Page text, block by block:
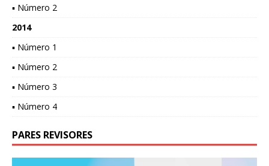
▪ Número 2
2014
▪ Número 1
▪ Número 2
▪ Número 3
▪ Número 4
PARES REVISORES